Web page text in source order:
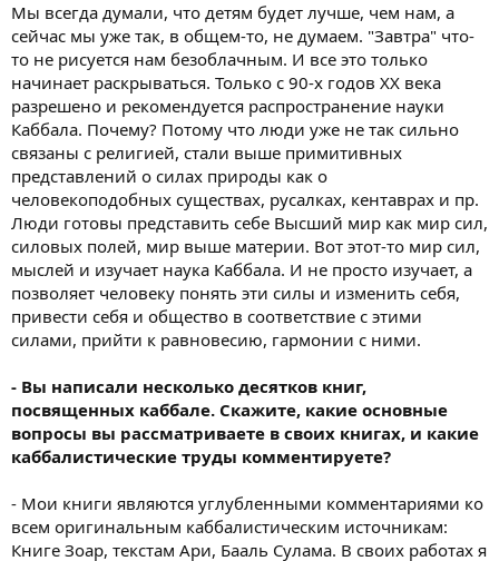
Мы всегда думали, что детям будет лучше, чем нам, а
сейчас мы уже так, в общем-то, не думаем. "Завтра" что-
то не рисуется нам безоблачным. И все это только
начинает раскрываться. Только с 90-х годов XX века
разрешено и рекомендуется распространение науки
Каббала. Почему? Потому что люди уже не так сильно
связаны с религией, стали выше примитивных
представлений о силах природы как о
человекоподобных существах, русалках, кентаврах и пр.
Люди готовы представить себе Высший мир как мир сил,
силовых полей, мир выше материи. Вот этот-то мир сил,
мыслей и изучает наука Каббала. И не просто изучает, а
позволяет человеку понять эти силы и изменить себя,
привести себя и общество в соответствие с этими
силами, прийти к равновесию, гармонии с ними.
- Вы написали несколько десятков книг,
посвященных каббале. Скажите, какие основные
вопросы вы рассматриваете в своих книгах, и какие
каббалистические труды комментируете?
- Мои книги являются углубленными комментариями ко
всем оригинальным каббалистическим источникам:
Книге Зоар, текстам Ари, Бааль Сулама. В своих работах я